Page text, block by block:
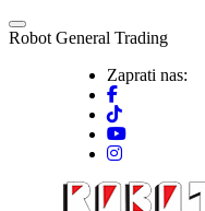
Skip
to
Robot General Trading
Zaprati nas: